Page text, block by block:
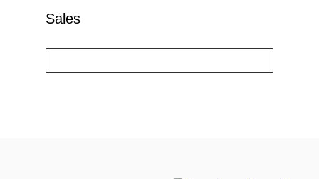
Sales